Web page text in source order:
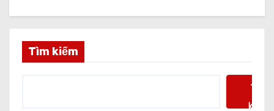
Tìm kiếm
Tìm
kiếm